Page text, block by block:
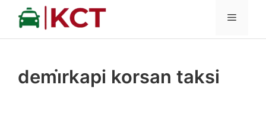
İçeriğe
MENÜ
demi̇rkapi korsan taksi